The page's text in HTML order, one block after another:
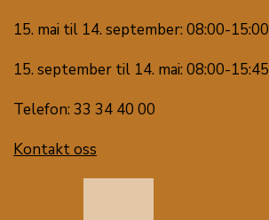
15. mai til 14. september: 08:00-15:00
15. september til 14. mai: 08:00-15:45
Telefon: 33 34 40 00
Kontakt oss